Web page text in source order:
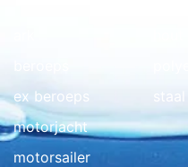
ex beroeps
motorjacht
motorsailer